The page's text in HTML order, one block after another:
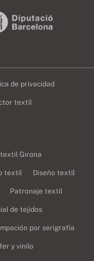
de privacidad
textil
Girona
textil Diseño textil
Patronaje textil
de tejidos
por serigrafía
y vinilo